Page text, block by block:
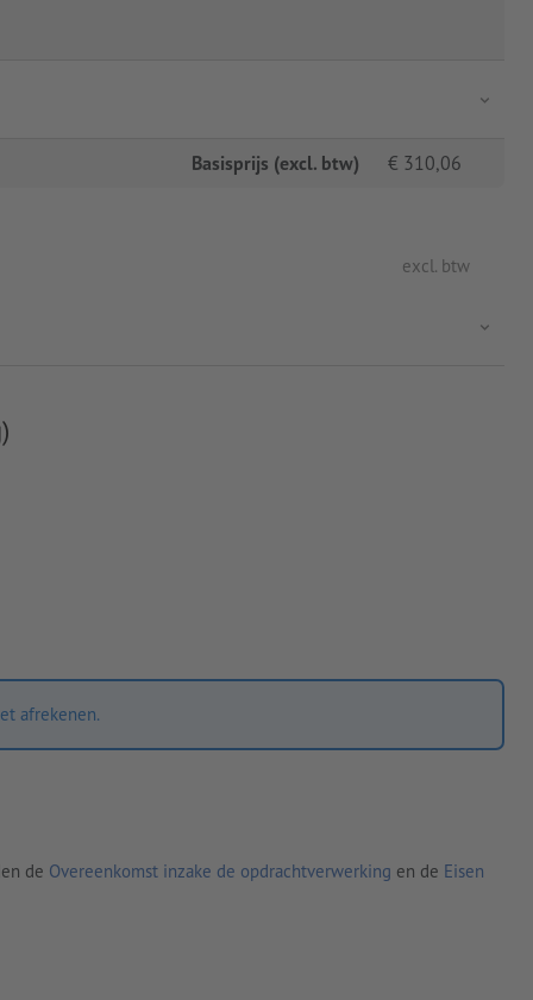
Basisprijs (excl. btw) € 310,06
excl. btw
afrekenen.
de Overeenkomst inzake de opdrachtverwerking en de Eisen